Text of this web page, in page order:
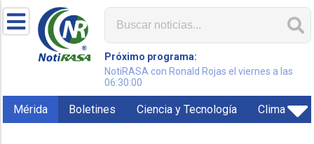
Próximo programa:
NotiRASA con Ronald Rojas el viernes a las
06:30:00
Mérida Boletines Ciencia y Tecnología Clima